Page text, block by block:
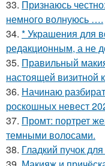
33. Признаюсь
немного волнуюсь ….
34. * Украшения для
редакционным, а не
35. Правильный
настоящей визитной
36. Начинаю
роскошных невест
37. Промт: портрет
темными волосами.
38. Гладкий пучок